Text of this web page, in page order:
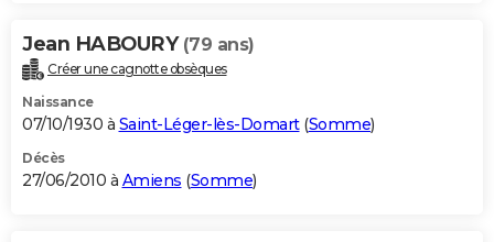
Jean HABOURY (79 ans)
Créer une cagnotte obsèques
Naissance
07/10/1930 à Saint-Léger-lès-Domart(Somme)
Décès
27/06/2010 à Amiens (Somme)